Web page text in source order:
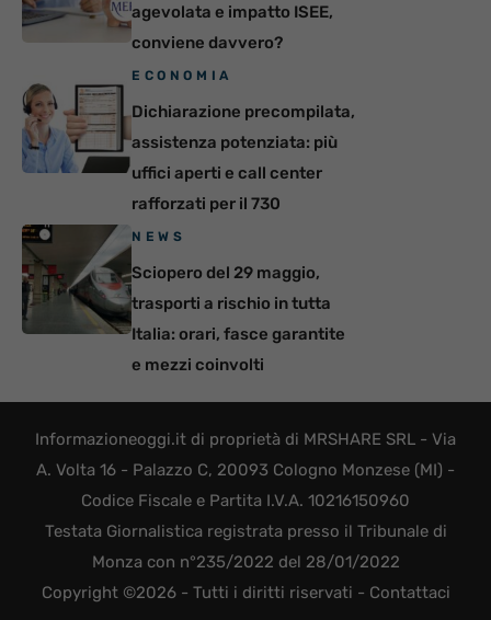
agevolata e impatto ISEE,
conviene davvero?
ECONOMIA
Dichiarazione precompilata,
assistenza potenziata: più
uffici aperti e call center
rafforzati per il 730
NEWS
Sciopero del 29 maggio,
trasporti a rischio in tutta
Italia: orari, fasce garantite
e mezzi coinvolti
Informazioneoggi.it di proprietà di MRSHARE SRL - Via
A. Volta 16 - Palazzo C, 20093 Cologno Monzese (MI) -
Codice Fiscale e Partita I.V.A. 10216150960
Testata Giornalistica registrata presso il Tribunale di
Monza con n°235/2022 del 28/01/2022
Copyright ©2026 - Tutti i diritti riservati - Contattaci